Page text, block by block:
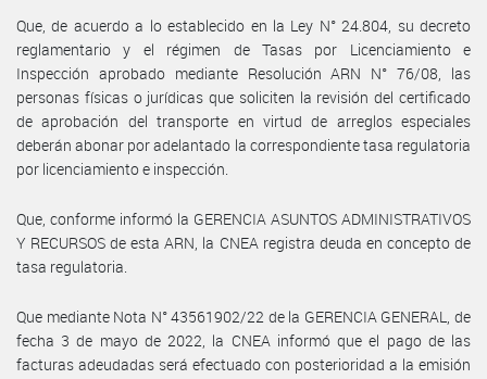
Que, de acuerdo a lo establecido en la Ley N° 24.804, su decreto
reglamentario y el régimen de Tasas por Licenciamiento e
Inspección aprobado mediante Resolución ARN N° 76/08, las
personas físicas o jurídicas que soliciten la revisión del certificado
de aprobación del transporte en virtud de arreglos especiales
deberán abonar por adelantado la correspondiente tasa regulatoria
por licenciamiento e inspección.
Que, conforme informó la GERENCIA ASUNTOS ADMINISTRATIVOS
Y RECURSOS de esta ARN, la CNEA registra deuda en concepto de
tasa regulatoria.
Que mediante Nota N° 43561902/22 de la GERENCIA GENERAL, de
fecha 3 de mayo de 2022, la CNEA informó que el pago de las
facturas adeudadas será efectuado con posterioridad a la emisión